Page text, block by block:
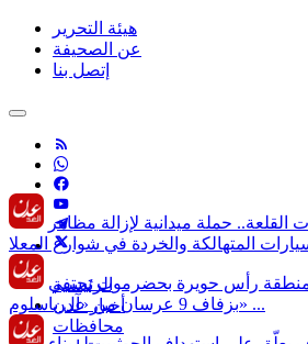
هيئة التحرير
عن الصحيفة
إتصل بنا
الرئيسية
أخبار عدن
محافظات
القلعة.. حملة ميدانية لإزالة مظاهر
رأس حويرة بحضرموت تحتفي
بزفاف 9 عرسان من «آل باسلوم» ...